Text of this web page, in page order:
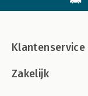
Klantenservice
Zakelijk